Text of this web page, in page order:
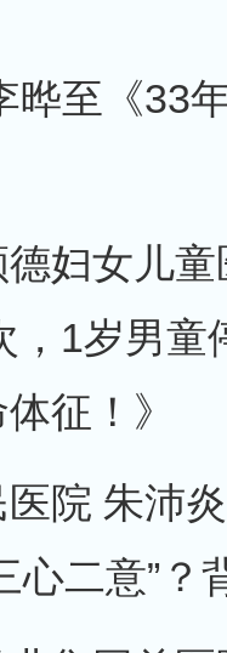
晔至《33
妇女儿
，1岁男童
征！》
院 朱沛
心二意”